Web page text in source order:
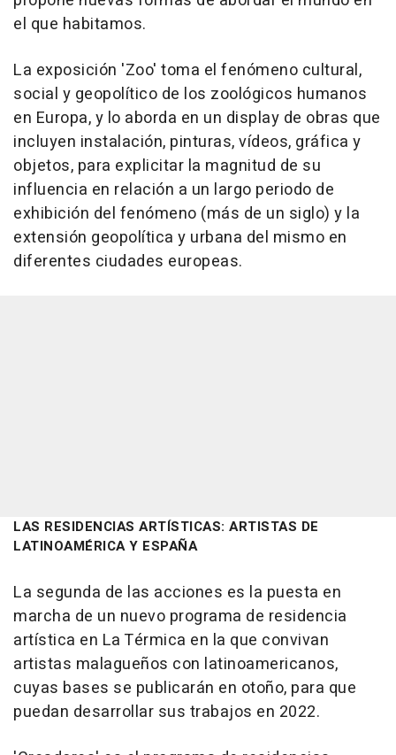
el que habitamos.
La exposición 'Zoo' toma el fenómeno cultural,
social y geopolítico de los zoológicos humanos
en Europa, y lo aborda en un display de obras que
incluyen instalación, pinturas, vídeos, gráfica y
objetos, para explicitar la magnitud de su
influencia en relación a un largo periodo de
exhibición del fenómeno (más de un siglo) y la
extensión geopolítica y urbana del mismo en
diferentes ciudades europeas.
LAS RESIDENCIAS ARTÍSTICAS: ARTISTAS DE
LATINOAMÉRICA Y ESPAÑA
La segunda de las acciones es la puesta en
marcha de un nuevo programa de residencia
artística en La Térmica en la que convivan
artistas malagueños con latinoamericanos,
cuyas bases se publicarán en otoño, para que
puedan desarrollar sus trabajos en 2022.